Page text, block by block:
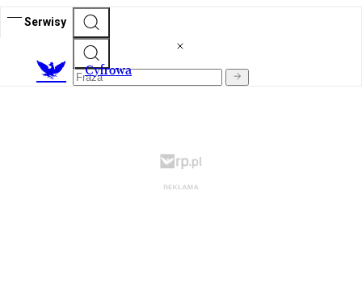
Serwisy
Cyfrowa